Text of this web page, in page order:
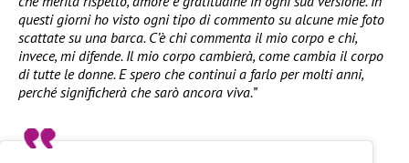
questi giorni ho visto ogni tipo di commento su alcune mie foto
scattate su una barca. C’è chi commenta il mio corpo e chi,
invece, mi difende. Il mio corpo cambierà, come cambia il corpo
di tutte le donne. E spero che continui a farlo per molti anni,
perché significherà che sarò ancora viva.”